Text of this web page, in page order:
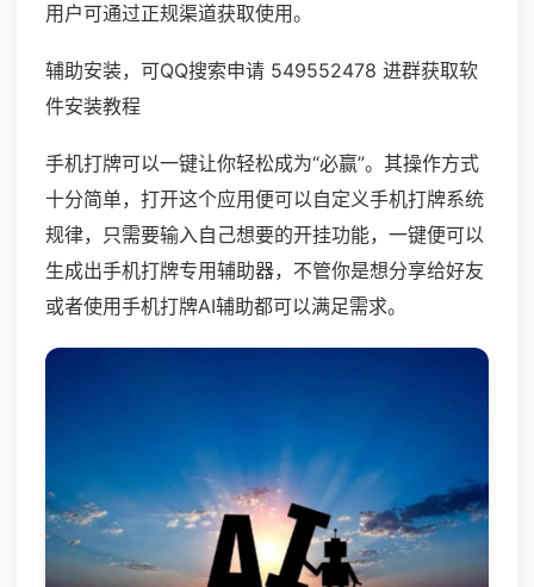
用户可通过正规渠道获取使用。
辅助安装，可QQ搜索申请 549552478 进群获取软
件安装教程
手机打牌可以一键让你轻松成为“必赢”。其操作方式
十分简单，打开这个应用便可以自定义手机打牌系统
规律，只需要输入自己想要的开挂功能，一键便可以
生成出手机打牌专用辅助器，不管你是想分享给好友
或者使用手机打牌AI辅助都可以满足需求。